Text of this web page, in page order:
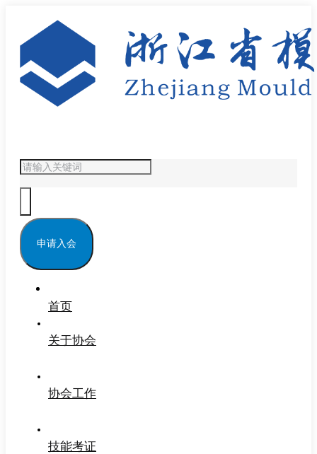
申请入会
首页
关于协会
协会工作
技能考证